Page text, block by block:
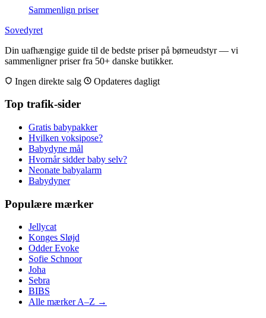
Sammenlign priser
Sovedyret
Din uafhængige guide til de bedste priser på børneudstyr — vi
sammenligner priser fra 50+ danske butikker.
Ingen direkte salg
Opdateres dagligt
Top trafik-sider
Gratis babypakker
Hvilken voksipose?
Babydyne mål
Hvornår sidder baby selv?
Neonate babyalarm
Babydyner
Populære mærker
Jellycat
Konges Sløjd
Odder Evoke
Sofie Schnoor
Joha
Sebra
BIBS
Alle mærker A–Z →